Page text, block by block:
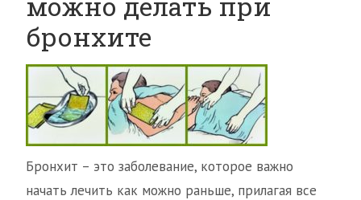
бронхите
Бронхит – это заболевание, которое важно
начать лечить как можно раньше, прилагая все